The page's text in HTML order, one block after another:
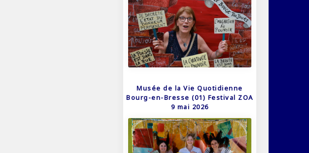
Musée de la Vie Quotidienne
Bourg-en-Bresse (01) Festival ZOA
9 mai 2026